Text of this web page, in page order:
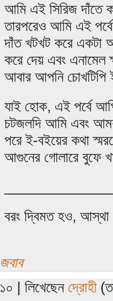
আমি এই সিরিজ দাঁতে
তারপরেও আমি এই
দাঁত খটখট করে একটা
করে দেয় এবং এনামেল
আবার আপনি চোখটিপি
যাই হোক, এই পর্বে
চটজলদি আমি এবং
পরে ই-বইয়ের কথা
আগুনের গোলারে বুফে
বরং দ্বিমত হও, আস্থা
জবাব
১০ | লিখেছেন দ্রোহী